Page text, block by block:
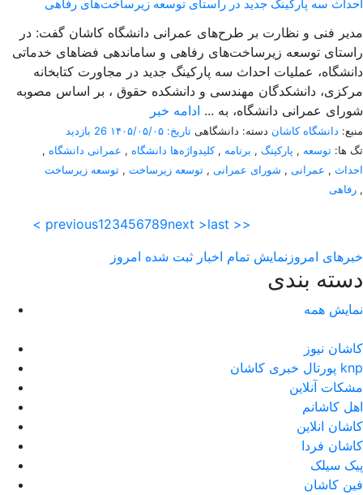
احداث سه پارکینگ جدید در راستای توسعه زیرساخت‌های رفاهی
مدیر فنی و نظارت بر طرح‌های عمرانی دانشگاه کاشان گفت: در
راستای توسعه زیرساخت‌های رفاهی و ساماندهی فضاهای خدماتی
دانشگاه، عملیات احداث سه پارکینگ جدید در مجاورت کتابخانه
مرکزی، دانشکدگان مهندسی و دانشکده حقوق ، بر اساس مصوبه
شورای عمرانی دانشگاه، به ... ادامه خبر
منبع: دانشگاه کاشان دسته: دانشگاهی تاریخ: ۱۴۰۵/۰۵/۰۵
26 بازدید
تگ ها: توسعه , پارکینگ , برنامه ,کلیدواژه‌ها دانشگاه , عمرانی دانشگاه ,
احداث , عمرانی , شورای عمرانی , توسعه زیرساخت , توسعه زیرساخت
رفاهی ,
< previous123456789next >last >>
خبرهای امروز نمایش تمام اخبار ثبت شده امروز
دسته بندی
نمایش همه
کاشان نیوز
پورتال خبری كاشان knp
مشکات آنلاین
اهل کاشانم
کاشان انلاین
کاشان فردا
پیک سیلک
فین کاشان